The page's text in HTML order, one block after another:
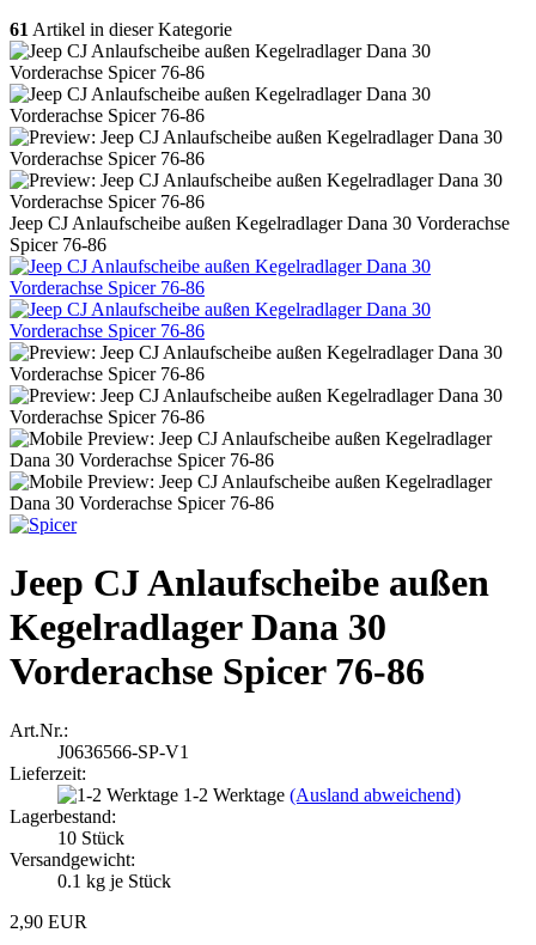
61 Artikel in dieser Kategorie
Jeep CJ Anlaufscheibe außen Kegelradlager Dana 30 Vorderachse
Spicer 76-86
Jeep CJ Anlaufscheibe außen
Kegelradlager Dana 30
Vorderachse Spicer 76-86
Art.Nr.:
J0636566-SP-V1
Lieferzeit:
1-2 Werktage (Ausland abweichend)
Lagerbestand:
10 Stück
Versandgewicht:
0.1 kg je Stück
2,90 EUR